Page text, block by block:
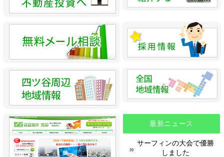
最新ニュース
サーフィンの大会で優勝
しました